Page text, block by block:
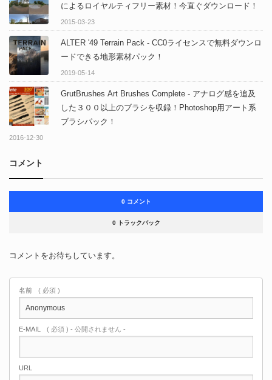
によるロイヤルティフリー素材！今直ぐダウンロード！
2015-03-23
ALTER '49 Terrain Pack - CC0ライセンスで無料ダウンロ
ードできる地形素材パック！
2019-05-14
GrutBrushes Art Brushes Complete - アナログ感を追及
した３００以上のブラシを収録！Photoshop用アート系
ブラシパック！
2016-12-30
コメント
0 コメント
0 トラックバック
コメントをお待ちしています。
名前 ( 必須 )
E-MAIL ( 必須 ) - 公開されません -
URL